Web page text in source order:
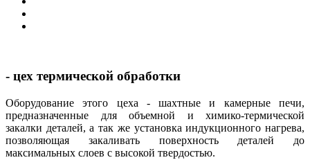
- цех термической обработки
Оборудование этого цеха - шахтные и камерные печи,
предназначенные для объемной и химико-термической
закалки деталей, а так же установка индукционного нагрева,
позволяющая закаливать поверхность деталей до
максимальных слоев с высокой твердостью.